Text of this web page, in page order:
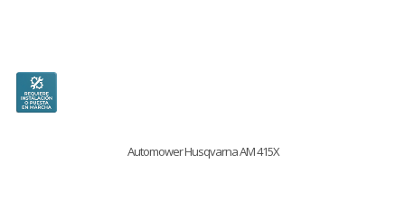
Automower Husqvarna AM 415X